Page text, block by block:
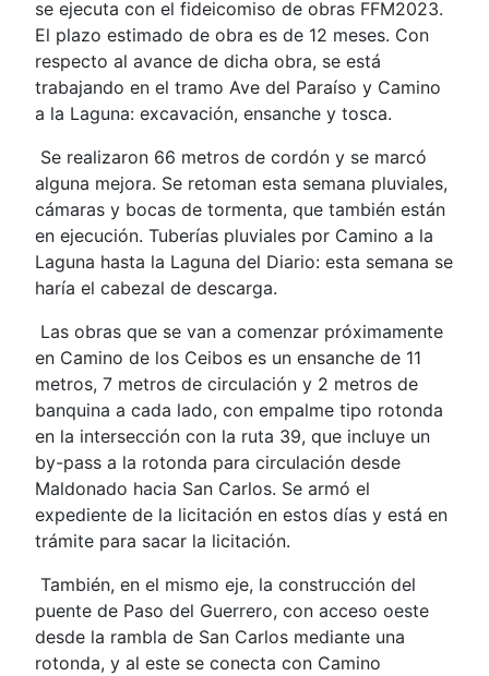
se ejecuta con el fideicomiso de obras FFM2023.
El plazo estimado de obra es de 12 meses. Con
respecto al avance de dicha obra, se está
trabajando en el tramo Ave del Paraíso y Camino
a la Laguna: excavación, ensanche y tosca.
Se realizaron 66 metros de cordón y se marcó
alguna mejora. Se retoman esta semana pluviales,
cámaras y bocas de tormenta, que también están
en ejecución. Tuberías pluviales por Camino a la
Laguna hasta la Laguna del Diario: esta semana se
haría el cabezal de descarga.
Las obras que se van a comenzar próximamente
en Camino de los Ceibos es un ensanche de 11
metros, 7 metros de circulación y 2 metros de
banquina a cada lado, con empalme tipo rotonda
en la intersección con la ruta 39, que incluye un
by-pass a la rotonda para circulación desde
Maldonado hacia San Carlos. Se armó el
expediente de la licitación en estos días y está en
trámite para sacar la licitación.
También, en el mismo eje, la construcción del
puente de Paso del Guerrero, con acceso oeste
desde la rambla de San Carlos mediante una
rotonda, y al este se conecta con Camino